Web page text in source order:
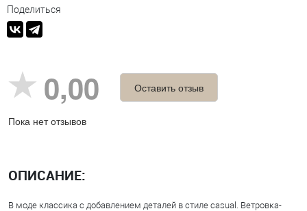
Поделиться
0,00
Пока нет отзывов
Оставить отзыв
ОПИСАНИЕ:
В моде классика с добавлением деталей в стиле casual. Ветровка-